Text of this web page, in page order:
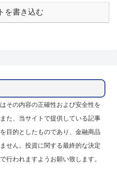
を書き込む
その内容の正確性および安全性を
た、当サイトで提供している記事
目的としたものであり、金融商品
せん。投資に関する最終的な決定
行われますようお願い致します。